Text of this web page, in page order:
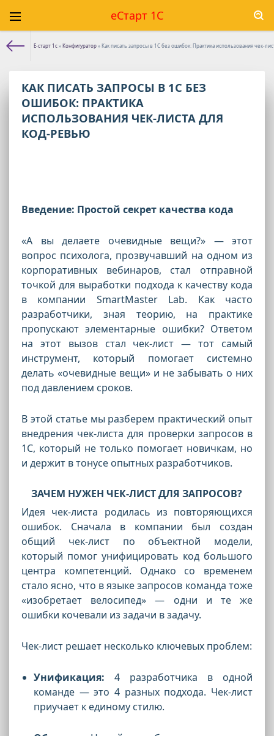
еСтарт 1С
Е-старт 1с»Конфигуратор» Как писать запросы в 1С без ошибок: Практика использования чек-
КАК ПИСАТЬ ЗАПРОСЫ В 1С БЕЗ
ОШИБОК: ПРАКТИКА
ИСПОЛЬЗОВАНИЯ ЧЕК-ЛИСТА ДЛЯ
КОД-РЕВЬЮ
Введение: Простой секрет качества кода
«А вы делаете очевидные вещи?» — этот
вопрос психолога, прозвучавший на одном из
корпоративных вебинаров, стал отправной
точкой для выработки подхода к качеству кода
в компании SmartMaster Lab. Как часто
разработчики, зная теорию, на практике
пропускают элементарные ошибки? Ответом
на этот вызов стал чек-лист — тот самый
инструмент, который помогает системно
делать «очевидные вещи» и не забывать о них
под давлением сроков.
В этой статье мы разберем практический опыт
внедрения чек-листа для проверки запросов в
1С, который не только помогает новичкам, но
и держит в тонусе опытных разработчиков.
ЗАЧЕМ НУЖЕН ЧЕК-ЛИСТ ДЛЯ ЗАПРОСОВ?
Идея чек-листа родилась из повторяющихся
ошибок. Сначала в компании был создан
общий чек-лист по объектной модели,
который помог унифицировать код большого
центра компетенций. Однако со временем
стало ясно, что в языке запросов команда тоже
«изобретает велосипед» — одни и те же
ошибки кочевали из задачи в задачу.
Чек-лист решает несколько ключевых проблем:
Унификация: 4 разработчика в одной
команде — это 4 разных подхода. Чек-лист
приучает к единому стилю.